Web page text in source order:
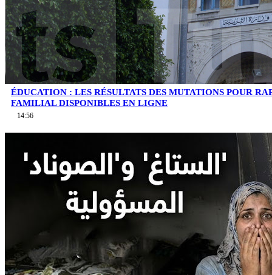
ÉDUCATION : LES RÉSULTATS DES MUTATIONS POUR
FAMILIAL DISPONIBLES EN LIGNE
14:56